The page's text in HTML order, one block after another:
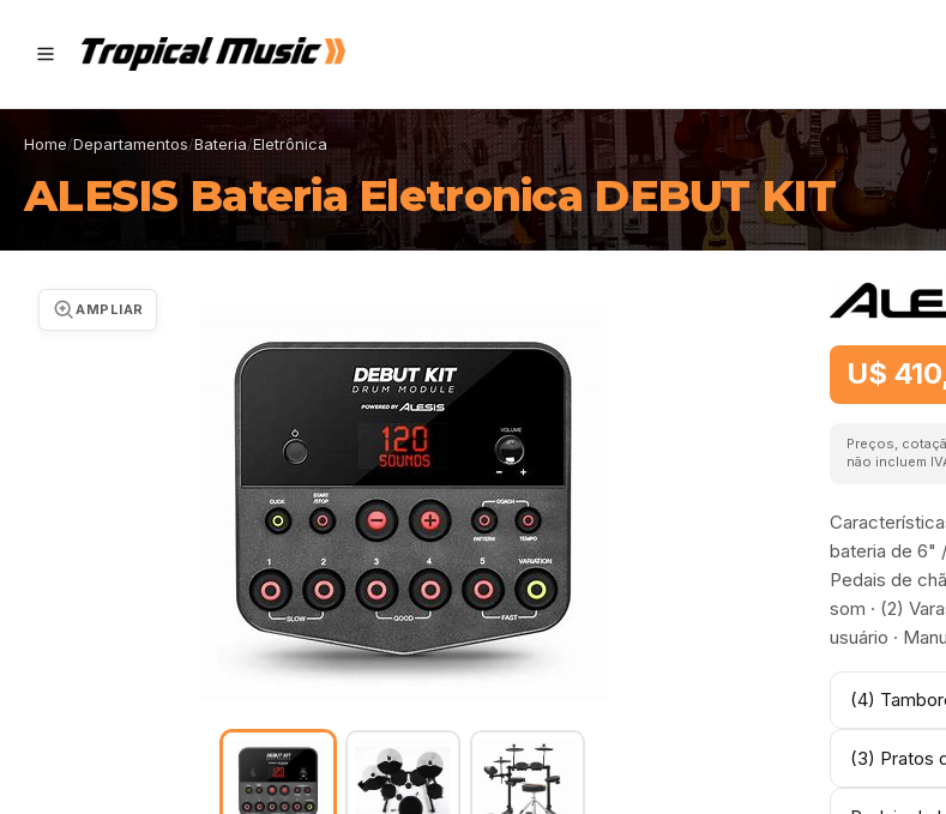
Home/Departamentos/Bateria/Eletrônica
ALESIS Bateria Eletronica DEBUT KIT
AMPLIAR
U$
Preços,
não incluem
bateria de 6"
Pedais de
som · (2)
usuário ·
(4)
(3) Pratos